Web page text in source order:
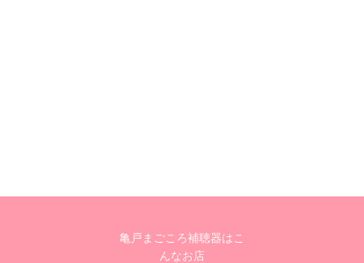
亀戸まごころ補聴器はこ
んなお店